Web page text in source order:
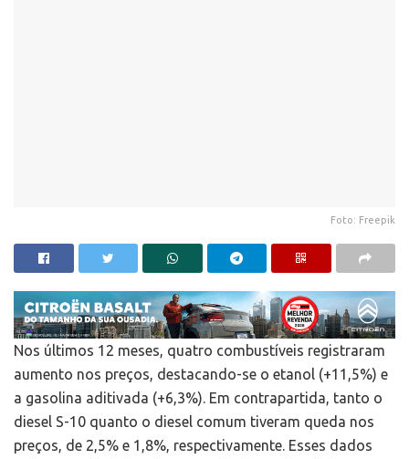
Foto: Freepik
Nos últimos 12 meses, quatro combustíveis registraram
aumento nos preços, destacando-se o etanol (+11,5%) e
a gasolina aditivada (+6,3%). Em contrapartida, tanto o
diesel S-10 quanto o diesel comum tiveram queda nos
preços, de 2,5% e 1,8%, respectivamente. Esses dados